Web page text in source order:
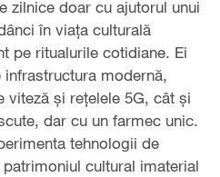
zilnice doar cu ajutorul unui
în viața culturală
pe ritualurile cotidiane. Ei
modernă,
viteză și rețelele 5G, cât și
dar cu un farmec unic.
tehnologii de
cultural imaterial